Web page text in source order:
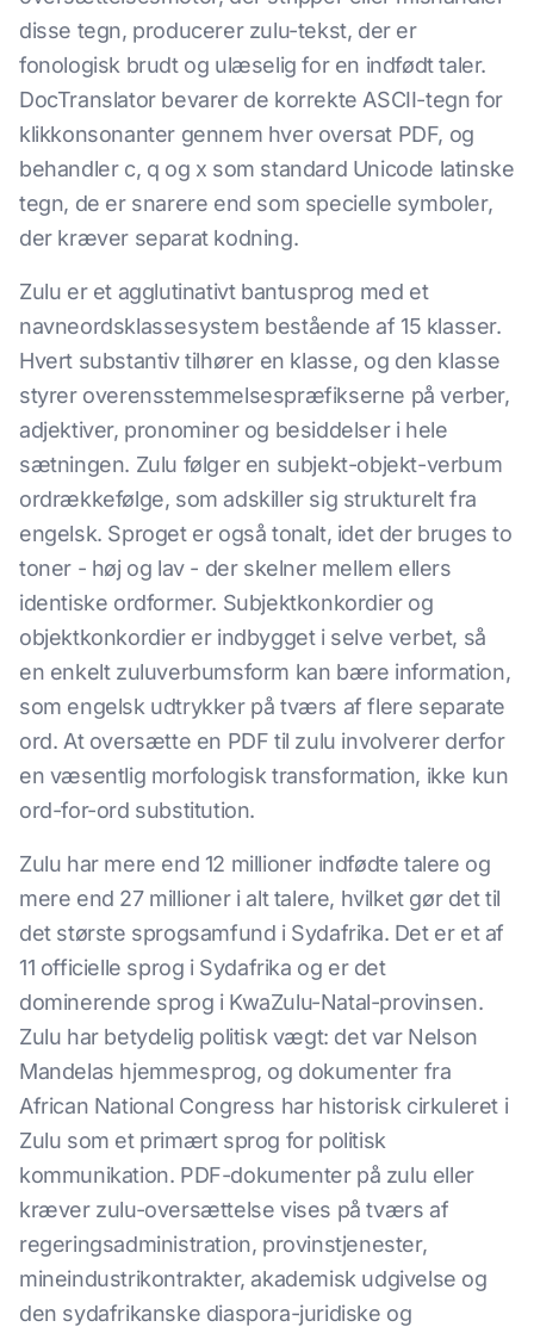
disse tegn, producerer zulu-tekst, der er
fonologisk brudt og ulæselig for en indfødt taler.
DocTranslator bevarer de korrekte ASCII-tegn for
klikkonsonanter gennem hver oversat PDF, og
behandler c, q og x som standard Unicode latinske
tegn, de er snarere end som specielle symboler,
der kræver separat kodning.
Zulu er et agglutinativt bantusprog med et
navneordsklassesystem bestående af 15 klasser.
Hvert substantiv tilhører en klasse, og den klasse
styrer overensstemmelsespræfikserne på verber,
adjektiver, pronominer og besiddelser i hele
sætningen. Zulu følger en subjekt-objekt-verbum
ordrækkefølge, som adskiller sig strukturelt fra
engelsk. Sproget er også tonalt, idet der bruges to
toner - høj og lav - der skelner mellem ellers
identiske ordformer. Subjektkonkordier og
objektkonkordier er indbygget i selve verbet, så
en enkelt zuluverbumsform kan bære information,
som engelsk udtrykker på tværs af flere separate
ord. At oversætte en PDF til zulu involverer derfor
en væsentlig morfologisk transformation, ikke kun
ord-for-ord substitution.
Zulu har mere end 12 millioner indfødte talere og
mere end 27 millioner i alt talere, hvilket gør det til
det største sprogsamfund i Sydafrika. Det er et af
11 officielle sprog i Sydafrika og er det
dominerende sprog i KwaZulu-Natal-provinsen.
Zulu har betydelig politisk vægt: det var Nelson
Mandelas hjemmesprog, og dokumenter fra
African National Congress har historisk cirkuleret i
Zulu som et primært sprog for politisk
kommunikation. PDF-dokumenter på zulu eller
kræver zulu-oversættelse vises på tværs af
regeringsadministration, provinstjenester,
mineindustrikontrakter, akademisk udgivelse og
den sydafrikanske diaspora-juridiske og